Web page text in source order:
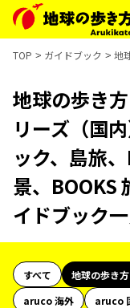
TOP ガイドブック 地
地球の歩き
リーズ（国
ック、島旅
景、BOOKS
イドブック
すべて 地球の歩き
aruco 海外
aruco